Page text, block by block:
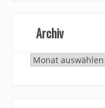
Archiv
Archiv